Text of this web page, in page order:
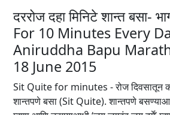
दररोज दहा मिनिटे शान्त बसा-
For 10 Minutes Every
Aniruddha Bapu‬
18 June 2015
Sit Quite for minutes - रोज दिवसातून
शान्तपणे बसा (Sit Quite). शान्तपणे